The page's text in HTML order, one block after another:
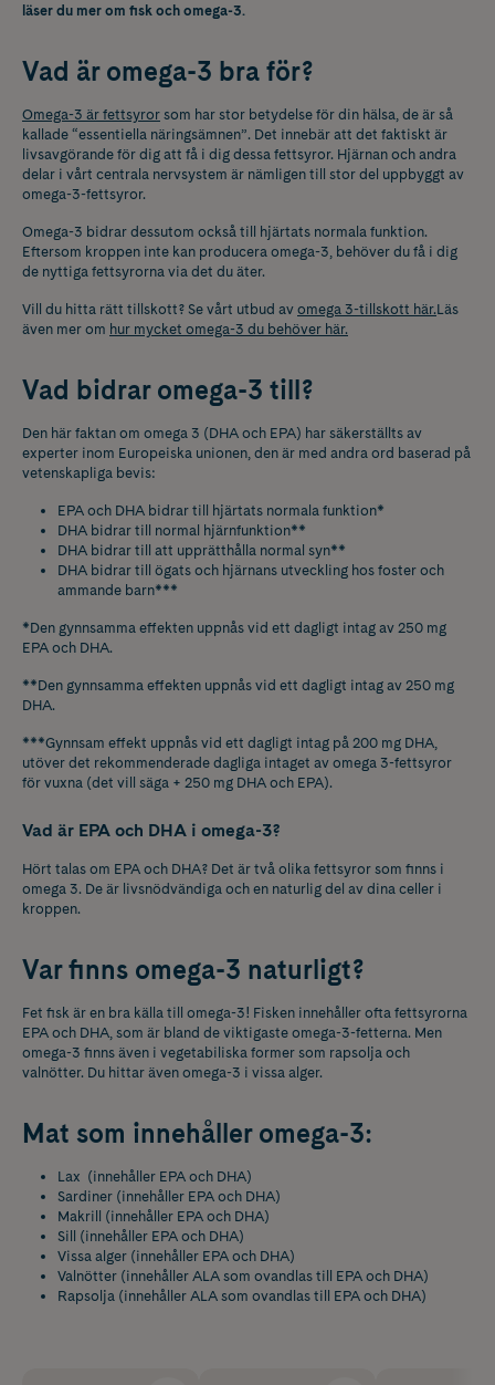
läser du mer om fisk och omega-3.
Vad är omega-3 bra för?
Omega-3 är fettsyror som har stor betydelse för din hälsa, de är så
kallade “essentiella näringsämnen”. Det innebär att det faktiskt är
livsavgörande för dig att få i dig dessa fettsyror. Hjärnan och andra
delar i vårt centrala nervsystem är nämligen till stor del uppbyggt av
omega-3-fettsyror.
Omega-3 bidrar dessutom också till hjärtats normala funktion.
Eftersom kroppen inte kan producera omega-3, behöver du få i dig
de nyttiga fettsyrorna via det du äter.
Vill du hitta rätt tillskott? Se vårt utbud av omega 3-tillskott här.Läs
även mer om hur mycket omega-3 du behöver här.
Vad bidrar omega-3 till?
Den här faktan om omega 3 (DHA och EPA) har säkerställts av
experter inom Europeiska unionen, den är med andra ord baserad på
vetenskapliga bevis:
EPA och DHA bidrar till hjärtats normala funktion*
DHA bidrar till normal hjärnfunktion**
DHA bidrar till att upprätthålla normal syn**
DHA bidrar till ögats och hjärnans utveckling hos foster och
ammande barn***
*Den gynnsamma effekten uppnås vid ett dagligt intag av 250 mg
EPA och DHA.
**Den gynnsamma effekten uppnås vid ett dagligt intag av 250 mg
DHA.
***Gynnsam effekt uppnås vid ett dagligt intag på 200 mg DHA,
utöver det rekommenderade dagliga intaget av omega 3-fettsyror
för vuxna (det vill säga + 250 mg DHA och EPA).
Vad är EPA och DHA i omega-3?
Hört talas om EPA och DHA? Det är två olika fettsyror som finns i
omega 3. De är livsnödvändiga och en naturlig del av dina celler i
kroppen.
Var finns omega-3 naturligt?
Fet fisk är en bra källa till omega-3! Fisken innehåller ofta fettsyrorna
EPA och DHA, som är bland de viktigaste omega-3-fetterna. Men
omega-3 finns även i vegetabiliska former som rapsolja och
valnötter. Du hittar även omega-3 i vissa alger.
Mat som innehåller omega-3:
Lax (innehåller EPA och DHA)
Sardiner (innehåller EPA och DHA)
Makrill (innehåller EPA och DHA)
Sill (innehåller EPA och DHA)
Vissa alger (innehåller EPA och DHA)
Valnötter (innehåller ALA som ovandlas till EPA och DHA)
Rapsolja (innehåller ALA som ovandlas till EPA och DHA)